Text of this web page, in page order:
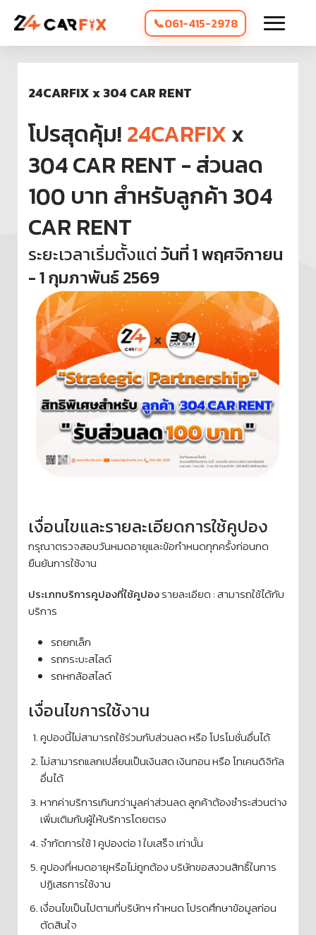
061-415-2978
24CARFIX x 304 CAR RENT
โปรสุดคุ้ม!24CARFIXx
304 CAR RENT - ส่วนลด
100 บาท สำหรับลูกค้า 304
CAR RENT
ระยะเวลาเริ่มตั้งแต่วันที่ 1 พฤศจิกายน
- 1 กุมภาพันธ์ 2569
เงื่อนไขและรายละเอียดการใช้คูปอง
กรุณาตรวจสอบวันหมดอายุและข้อกำหนดทุกครั้งก่อนกด
ยืนยันการใช้งาน
ประเภทบริการคูปองที่ใช้คูปองรายละเอียด : สามารถใช้ได้กับ
บริการ
รถยกเล็ก
รถกระบะสไลด์
รถหกล้อสไลด์
เงื่อนไขการใช้งาน
คูปองนี้ไม่สามารถใช้ร่วมกับส่วนลด หรือ โปรโมชั่นอื่นได้
ไม่สามารถแลกเปลี่ยนเป็นเงินสด เงินทอน หรือ โทเคนดิจิทัล
อื่นได้
หากค่าบริการเกินกว่ามูลค่าส่วนลด ลูกค้าต้องชำระส่วนต่าง
เพิ่มเติมกับผู้ให้บริการโดยตรง
จำกัดการใช้ 1 คูปองต่อ 1 ใบเสร็จ เท่านั้น
คูปองที่หมดอายุหรือไม่ถูกต้อง บริษัทขอสงวนสิทธิ์ในการ
ปฏิเสธการใช้งาน
เงื่อนไขเป็นไปตามที่บริษัทฯ กำหนด โปรดศึกษาข้อมูลก่อน
ตัดสินใจ